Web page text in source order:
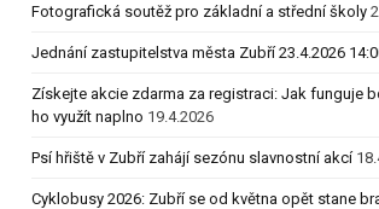
Fotografická soutěž pro základní a střední školy
Jednání zastupitelstva města Zubří 23.4.2026
Získejte akcie zdarma za registraci: Jak funguje
ho využít naplno 19.4.2026
Psí hřiště v Zubří zahájí sezónu slavnostní akcí
Cyklobusy 2026: Zubří se od května opět stane